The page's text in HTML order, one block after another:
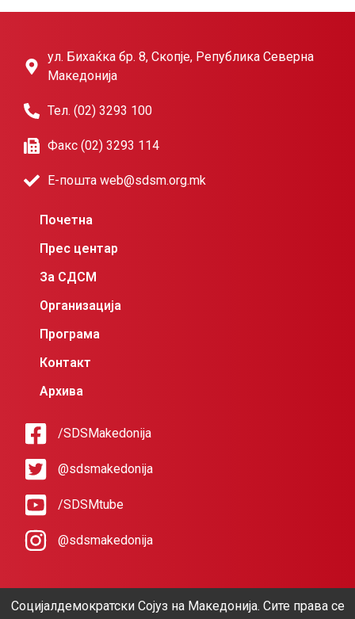
ул. Бихаќка бр. 8, Скопје, Република Северна
Македонија
Тел. (02) 3293 100
Факс (02) 3293 114
Е-пошта web@sdsm.org.mk
Почетна
Прес центар
За СДСМ
Организација
Програма
Контакт
Архива
/SDSMakedonija
@sdsmakedonija
/SDSMtube
@sdsmakedonija
Социјалдемократски Сојуз на Македонија. Сите права се